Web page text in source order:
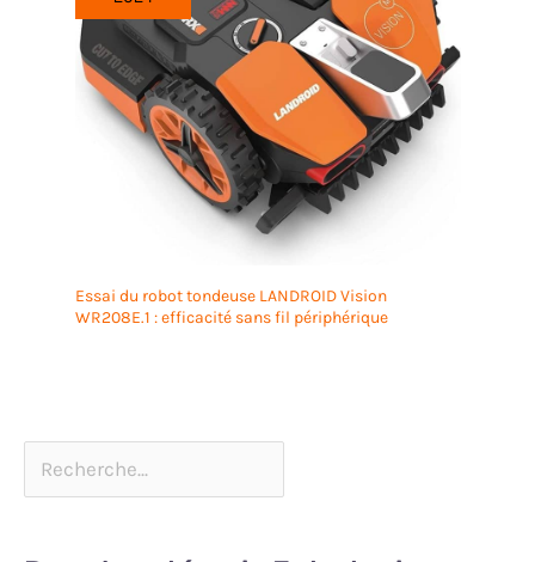
Essai du robot tondeuse LANDROID Vision
WR208E.1 : efficacité sans fil périphérique